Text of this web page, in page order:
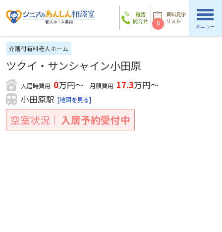
電話
問合せ
資料見学
リスト
0 メニュー
介護付有料老人ホーム
ツクイ・サンシャイン小田原
入居時費用 0万円～ 月額費用 17.3万円～
小田原駅 [地図を見る]
空室状況 入居予約受付中